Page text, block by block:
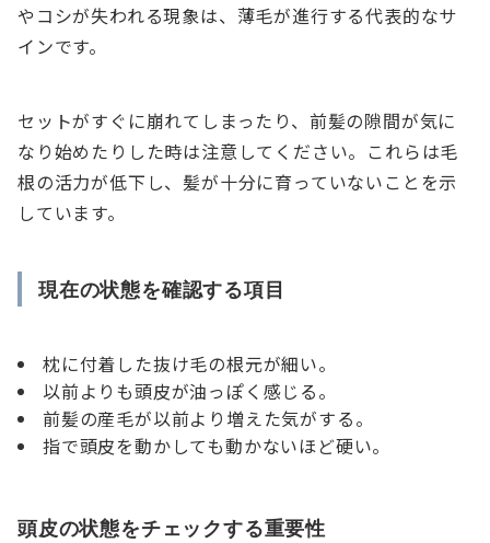
やコシが失われる現象は、薄毛が進行する代表的なサ
インです。
セットがすぐに崩れてしまったり、前髪の隙間が気に
なり始めたりした時は注意してください。これらは毛
根の活力が低下し、髪が十分に育っていないことを示
しています。
現在の状態を確認する項目
枕に付着した抜け毛の根元が細い。
以前よりも頭皮が油っぽく感じる。
前髪の産毛が以前より増えた気がする。
指で頭皮を動かしても動かないほど硬い。
頭皮の状態をチェックする重要性